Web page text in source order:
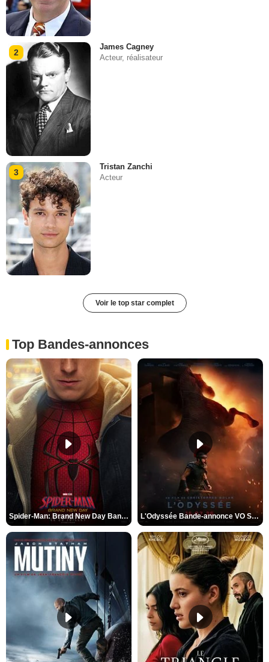
2
James Cagney
Acteur, réalisateur
3
Tristan Zanchi
Acteur
Voir le top star complet
Top Bandes-annonces
Spider-Man: Brand New Day Bande-annonce VO STFR L'Odyssée Bande-annonce VO STFR